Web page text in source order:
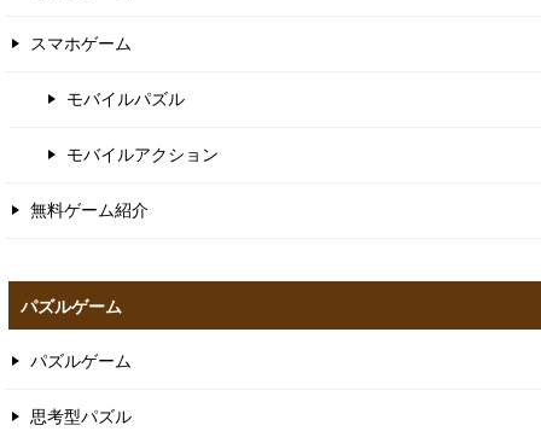
スマホゲーム
モバイルパズル
モバイルアクション
無料ゲーム紹介
パズルゲーム
パズルゲーム
思考型パズル